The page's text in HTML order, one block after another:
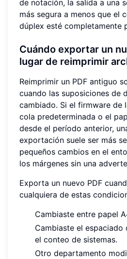
de notación, la salida a una
más segura a menos que el
dúplex esté completamente
Cuándo exportar un
lugar de reimprimir
Reimprimir un PDF antiguo
cuando las suposiciones de
cambiado. Si el firmware de
cola predeterminada o el
desde el período anterior,
exportación suele ser más
pequeños cambios en el
los márgenes sin una
Exporta un nuevo PDF
cualquiera de estas
Cambiaste entre papel
Cambiaste el espaciado
el conteo de sistemas.
Otro departamento